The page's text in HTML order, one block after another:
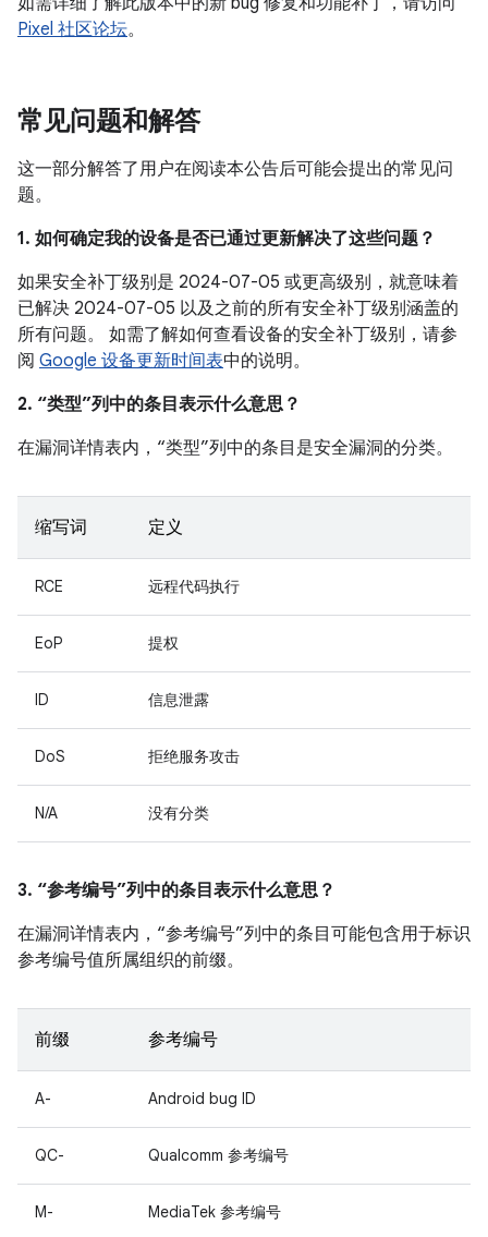
Pixel 社区论坛。
常见问题和解答
这一部分解答了用户在阅读本公告后可能会提出的常见问
题。
1. 如何确定我的设备是否已通过更新解决了这些问题？
如果安全补丁级别是 2024-07-05 或更高级别，就意味着
已解决 2024-07-05 以及之前的所有安全补丁级别涵盖的
所有问题。 如需了解如何查看设备的安全补丁级别，请参
阅 Google 设备更新时间表中的说明。
2. “类型”列中的条目表示什么意思？
在漏洞详情表内，“类型”列中的条目是安全漏洞的分类。
缩写词 定义
RCE 远程代码执行
EoP 提权
ID 信息泄露
DoS 拒绝服务攻击
N/A 没有分类
3. “参考编号”列中的条目表示什么意思？
在漏洞详情表内，“参考编号”列中的条目可能包含用于标识
参考编号值所属组织的前缀。
前缀 参考编号
A- Android bug ID
QC- Qualcomm 参考编号
M- MediaTek 参考编号